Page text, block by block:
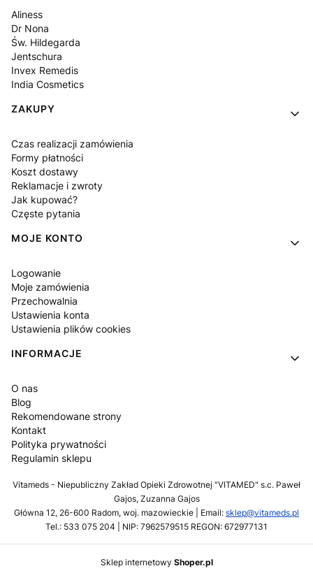
Aliness
Dr Nona
Św. Hildegarda
Jentschura
Invex Remedis
India Cosmetics
ZAKUPY
Czas realizacji zamówienia
Formy płatności
Koszt dostawy
Reklamacje i zwroty
Jak kupować?
Częste pytania
MOJE KONTO
Logowanie
Moje zamówienia
Przechowalnia
Ustawienia konta
Ustawienia plików cookies
INFORMACJE
O nas
Blog
Rekomendowane strony
Kontakt
Polityka prywatności
Regulamin sklepu
Vitameds - Niepubliczny Zakład Opieki Zdrowotnej "VITAMED" s.c. Paweł
Gajos, Zuzanna Gajos
Główna 12, 26-600 Radom, woj. mazowieckie | Email: sklep@vitameds.pl
Tel.: 533 075 204 | NIP: 7962579515 REGON: 672977131
Sklep internetowy Shoper.pl